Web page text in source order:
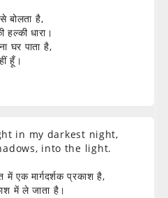
बोलता है,
हल्की धारा।
घर पाता है,
हूँ।
in my darkest night,
into the light.
में एक मार्गदर्शक प्रकाश है,
में ले जाता है।